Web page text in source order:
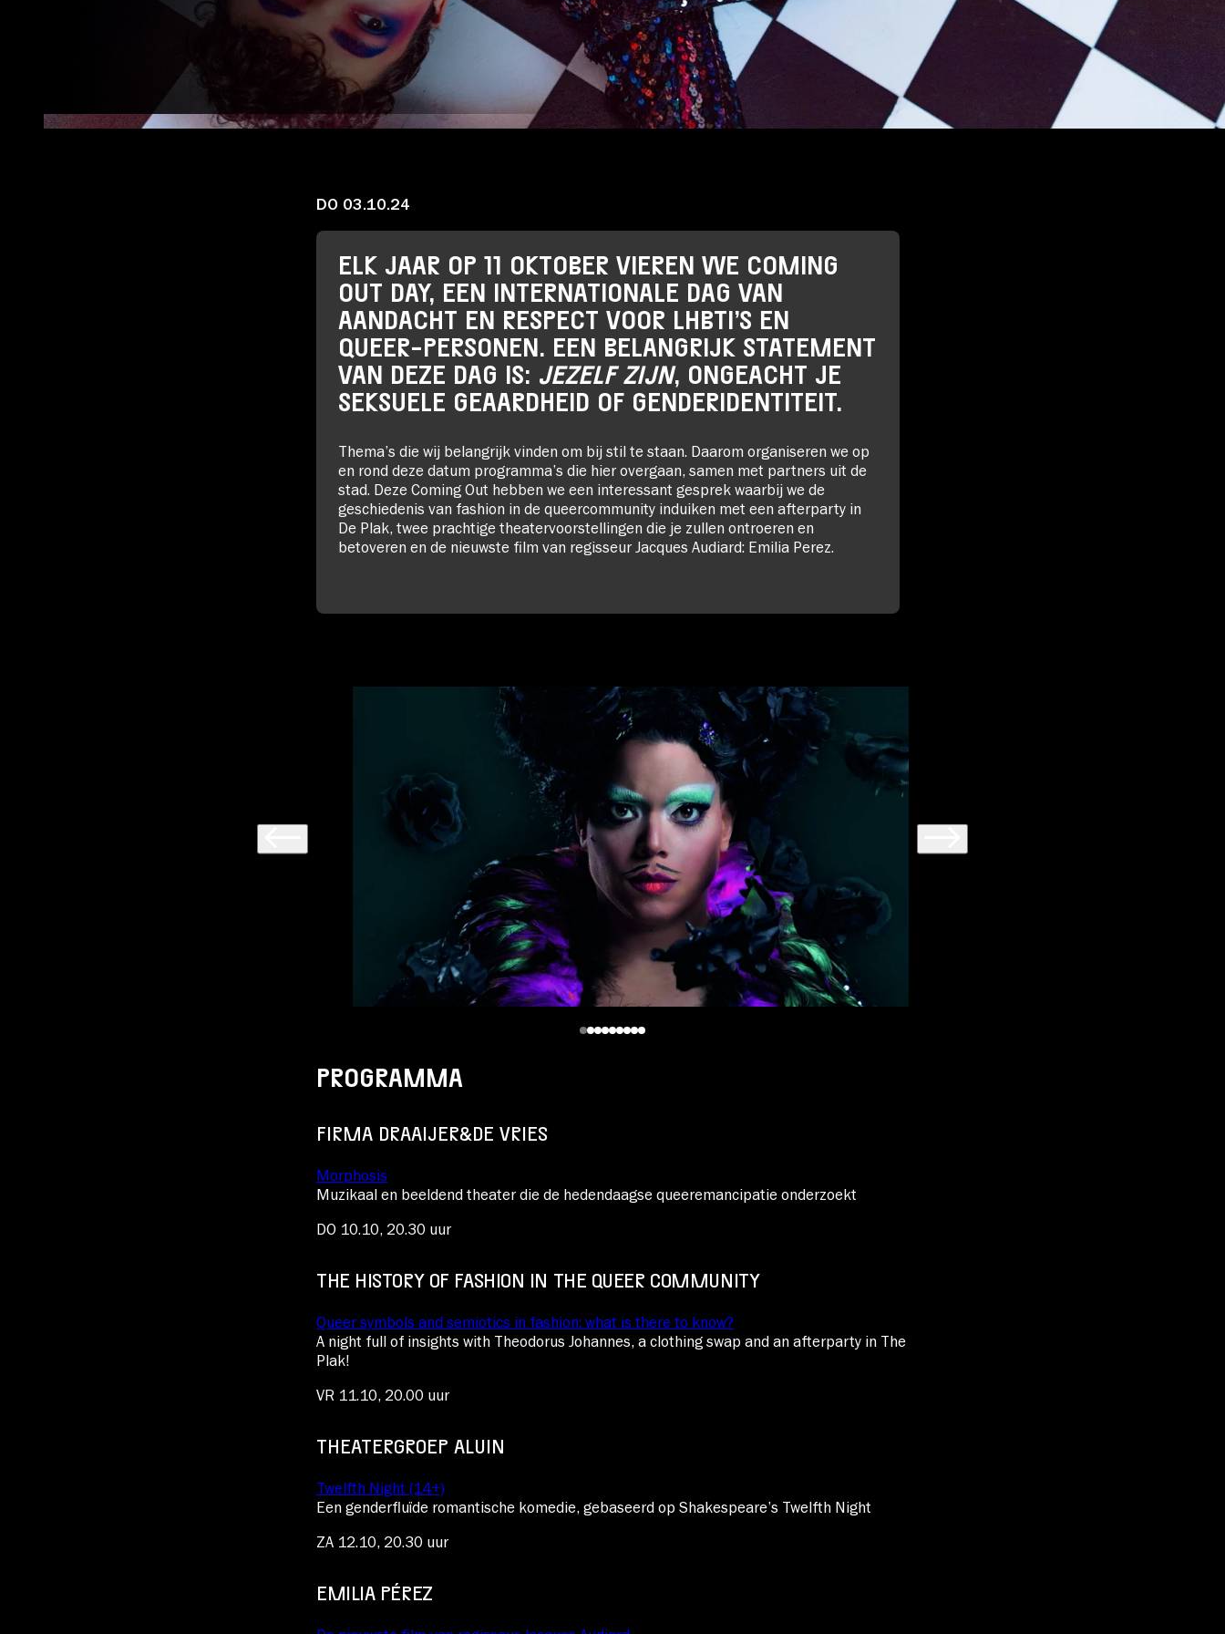
Over Stichting LUX
Nieuws
DO 03.10.24
ELK JAAR OP 11 OKTOBER VIEREN WE COMING
OUT DAY, EEN INTERNATIONALE DAG VAN
AANDACHT EN RESPECT VOOR LHBTI’S EN
QUEER-PERSONEN. EEN BELANGRIJK STATEMENT
VAN DEZE DAG IS: JEZELF ZIJN, ONGEACHT JE
SEKSUELE GEAARDHEID OF GENDERIDENTITEIT.
Thema’s die wij belangrijk vinden om bij stil te staan. Daarom organiseren we op
en rond deze datum programma’s die hier overgaan, samen met partners uit de
stad. Deze Coming Out hebben we een interessant gesprek waarbij we de
geschiedenis van fashion in de queercommunity induiken met een afterparty in
De Plak, twee prachtige theatervoorstellingen die je zullen ontroeren en
betoveren en de nieuwste film van regisseur Jacques Audiard: Emilia Perez.
PROGRAMMA
FIRMA DRAAIJER&DE VRIES
Morphosis
Muzikaal en beeldend theater die de hedendaagse queeremancipatie onderzoekt
DO 10.10, 20.30 uur
THE HISTORY OF FASHION IN THE QUEER COMMUNITY
Queer symbols and semiotics in fashion: what is there to know?
A night full of insights with Theodorus Johannes, a clothing swap and an afterparty in The
Plak!
VR 11.10, 20.00 uur
THEATERGROEP ALUIN
Twelfth Night (14+)
Een genderfluïde romantische komedie, gebaseerd op Shakespeare’s Twelfth Night
ZA 12.10, 20.30 uur
EMILIA PÉREZ